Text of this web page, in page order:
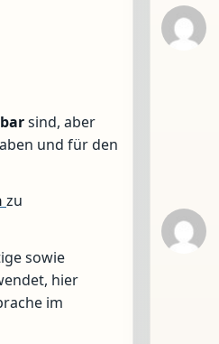
sind, aber
und für den
zu
sowie
hier
im